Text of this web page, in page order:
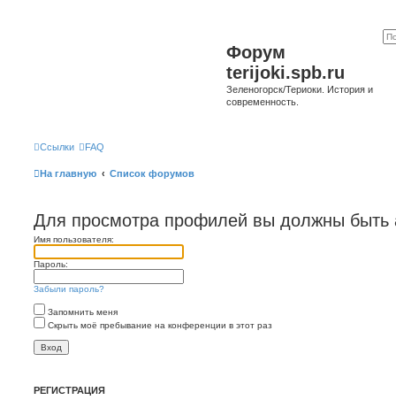
Форум
terijoki.spb.ru
Зеленогорск/Териоки. История и
современность.
Ссылки FAQ
На главную Список форумов
Для просмотра профилей вы должны быть
Имя пользователя:
Пароль:
Забыли пароль?
Запомнить меня
Скрыть моё пребывание на конференции в этот раз
РЕГИСТРАЦИЯ